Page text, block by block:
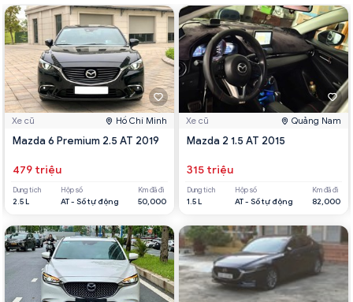
Xe cũ Hồ Chí Minh
Mazda 6 Premium 2.5 AT 2019
479 triệu
Dung tích
2.5 L
Hộp số
AT - Số tự động
Km đã đi
50,000
Xe cũ Quảng Nam
Mazda 2 1.5 AT 2015
315 triệu
Dung tích
1.5 L
Hộp số
AT - Số tự động
Km đã đi
82,000